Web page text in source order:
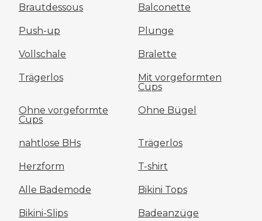
Brautdessous Balconette
Push-up Plunge
Vollschale Bralette
Trägerlos
Mit vorgeformten
Cups
Ohne vorgeformte
Cups
Ohne Bügel
nahtlose BHs Trägerlos
Herzform T-shirt
Alle Bademode Bikini Tops
Bikini-Slips Badeanzüge